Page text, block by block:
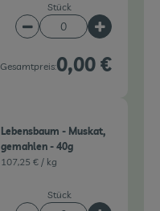
Stück
Artikelanzahl
Gesamtpreis:0,00 €
Lebensbaum - Muskat,
gemahlen - 40g
107,25 € / kg
Stück